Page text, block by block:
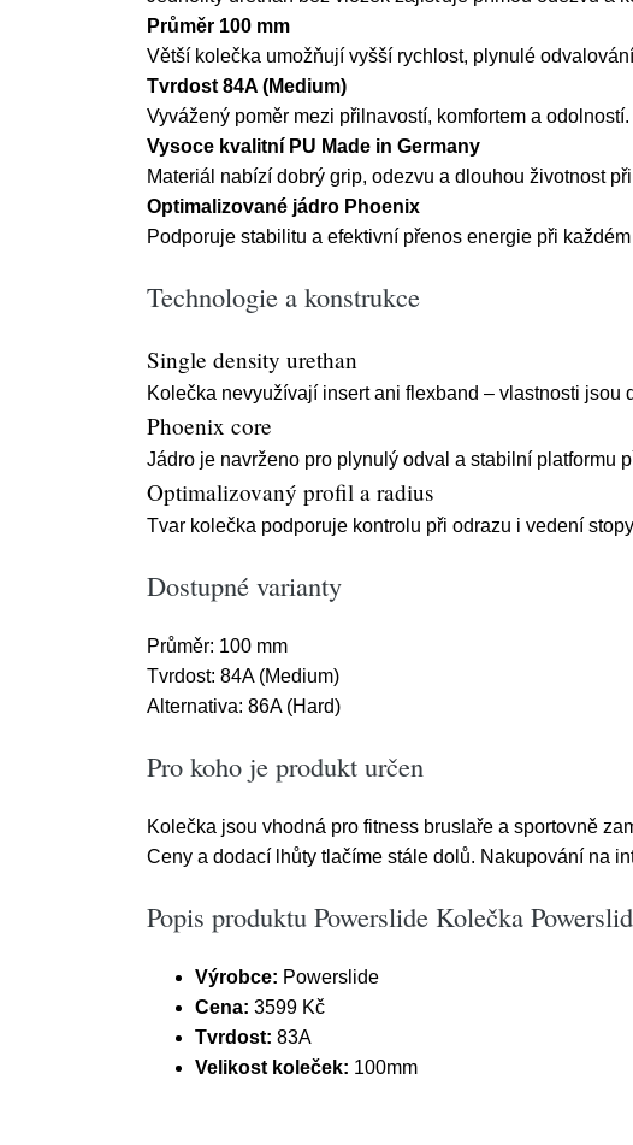
Průměr 100 mm
Větší kolečka umožňují vyšší rychlost, plynulé
Tvrdost 84A (Medium)
Vyvážený poměr mezi přilnavostí, komfortem a odolností.
Vysoce kvalitní PU Made in Germany
Materiál nabízí dobrý grip, odezvu a dlouhou životnost
Optimalizované jádro Phoenix
Podporuje stabilitu a efektivní přenos energie při
Technologie a konstrukce
Single density urethan
Kolečka nevyužívají insert ani flexband – vlastnosti
Phoenix core
Jádro je navrženo pro plynulý odval a stabilní platformu
Optimalizovaný profil a radius
Tvar kolečka podporuje kontrolu při odrazu i vedení
Dostupné varianty
Průměr: 100 mm
Tvrdost: 84A (Medium)
Alternativa: 86A (Hard)
Pro koho je produkt určen
Kolečka jsou vhodná pro fitness bruslaře a sportovně
Ceny a dodací lhůty tlačíme stále dolů. Nakupování na
Popis produktu Powerslide Kolečka
Výrobce: Powerslide
Cena: 3599 Kč
Tvrdost: 83A
Velikost koleček: 100mm